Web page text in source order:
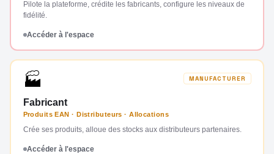
Pilote la plateforme, crédite les fabricants, configure les niveaux de
fidélité.
Accéder à l'espace
🏭 MANUFACTURER
Fabricant
Produits EAN · Distributeurs · Allocations
Crée ses produits, alloue des stocks aux distributeurs partenaires.
Accéder à l'espace